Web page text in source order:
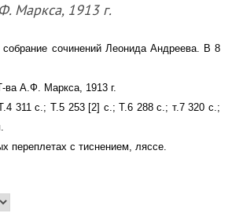
Маркса, 1913 г.
сочинений Леонида Андреева. В 8
А.Ф. Маркса, 1913 г.
311 с.; Т.5 253 [2] с.; Т.6 288 с.; т.7 320 с.;
переплетах с тиснением, ляссе.